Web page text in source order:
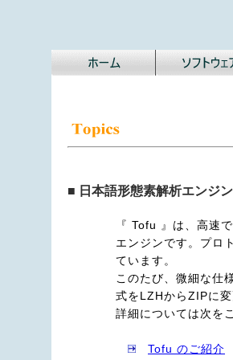
■ 日本語形態素解析エンジ
『 Tofu 』は、高速
エンジンです。プロ
ています。
このたび、微細な仕
式をLZHからZIPに変
詳細については次を
Tofu のご紹介